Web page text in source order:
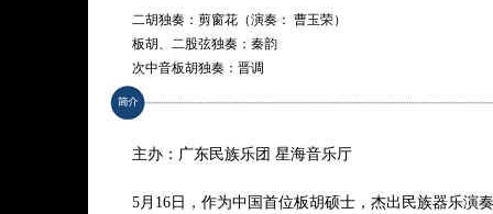
二胡独奏：剪窗花（演奏： 曹玉荣）
板胡、二股弦独奏：秦韵
次中音板胡独奏：晋调
中音板胡独奏：山东小曲 / 河南梆子腔
高音板胡独奏：月牙五更
主办：广东民族乐团 星海音乐厅
5月16日，作为中国首位板胡硕士，杰出民族器乐演